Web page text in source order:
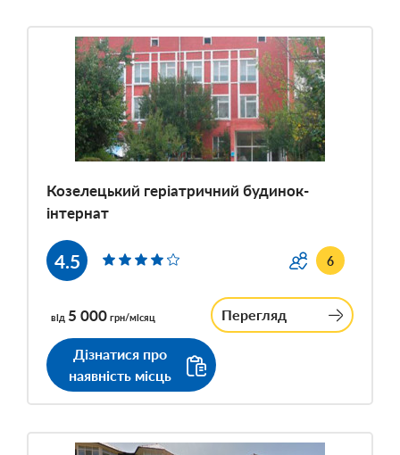
Козелецький геріатричний будинок-
інтернат
4.5 6
від 5 000 грн/місяц Перегляд
Дізнатися про
наявність місць